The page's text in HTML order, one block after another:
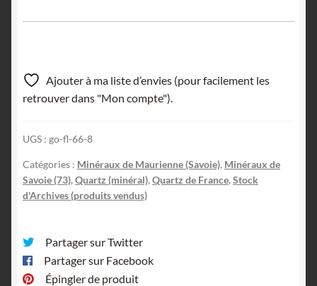
Ajouter à ma liste d’envies (pour facilement les
retrouver dans "Mon compte").
UGS : go-fl-66-8
Catégories : Minéraux de Maurienne (Savoie), Minéraux de
Savoie (73), Quartz (minéral), Quartz de France, Stock
d'Archives (produits vendus)
Partager sur Twitter
Partager sur Facebook
Épingler de produit